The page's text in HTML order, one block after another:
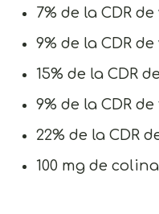
7% de la CDR
9% de la CDR
15% de la CDR
9% de la CDR
22% de la CDR
100 mg de colina